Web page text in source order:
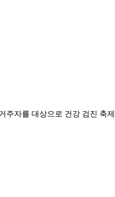
자를 대상으로 건강 검진 축